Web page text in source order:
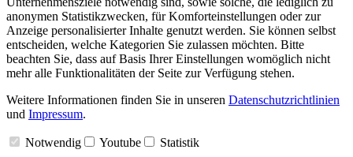
anonymen Statistikzwecken, für Komforteinstellungen oder zur
Anzeige personalisierter Inhalte genutzt werden. Sie können selbst
entscheiden, welche Kategorien Sie zulassen möchten. Bitte
beachten Sie, dass auf Basis Ihrer Einstellungen womöglich nicht
mehr alle Funktionalitäten der Seite zur Verfügung stehen.
Weitere Informationen finden Sie in unseren Datenschutzrichtlinien
und Impressum.
Notwendig Youtube Statistik